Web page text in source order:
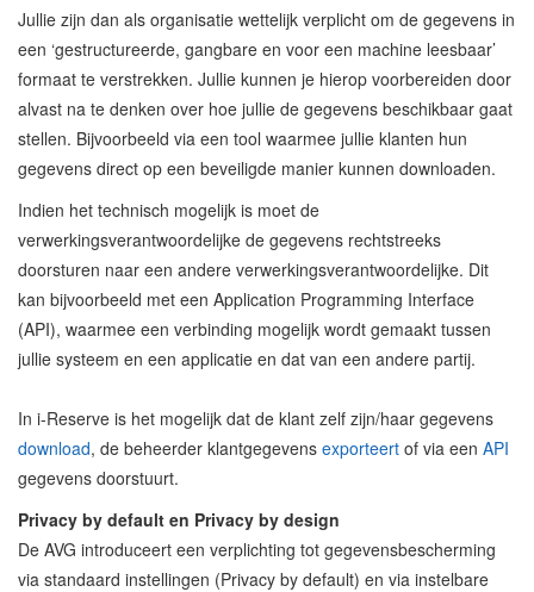
Jullie zijn dan als organisatie wettelijk verplicht om de gegevens in
een ‘gestructureerde, gangbare en voor een machine leesbaar’
formaat te verstrekken. Jullie kunnen je hierop voorbereiden door
alvast na te denken over hoe jullie de gegevens beschikbaar gaat
stellen. Bijvoorbeeld via een tool waarmee jullie klanten hun
gegevens direct op een beveiligde manier kunnen downloaden.
Indien het technisch mogelijk is moet de
verwerkingsverantwoordelijke de gegevens rechtstreeks
doorsturen naar een andere verwerkingsverantwoordelijke. Dit
kan bijvoorbeeld met een Application Programming Interface
(API), waarmee een verbinding mogelijk wordt gemaakt tussen
jullie systeem en een applicatie en dat van een andere partij.
In i-Reserve is het mogelijk dat de klant zelf zijn/haar gegevens
download, de beheerder klantgegevens exporteert of via een API
gegevens doorstuurt.
Privacy by default en Privacy by design
De AVG introduceert een verplichting tot gegevensbescherming
via standaard instellingen (Privacy by default) en via instelbare